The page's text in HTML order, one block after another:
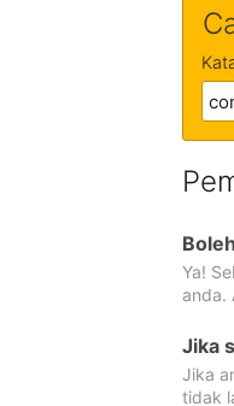
Ya!
anda.
Jika
Jika
tidak